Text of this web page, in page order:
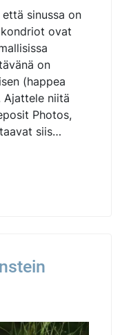
sinussa on
ovat
on
(happea
Ajattele niitä
Photos,
siis…